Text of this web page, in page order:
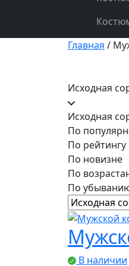
Главная /
Исходная
Исходная
По
По рейтингу
По новизне
По
По
В наличии